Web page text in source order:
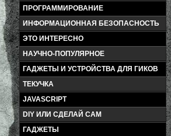
ПРОГРАММИРОВАНИЕ
ИНФОРМАЦИОННАЯ БЕЗОПАСНОСТЬ
ЭТО ИНТЕРЕСНО
НАУЧНО-ПОПУЛЯРНОЕ
ГАДЖЕТЫ И УСТРОЙСТВА ДЛЯ ГИКОВ
ТЕКУЧКА
JAVASCRIPT
DIY ИЛИ СДЕЛАЙ САМ
ГАДЖЕТЫ